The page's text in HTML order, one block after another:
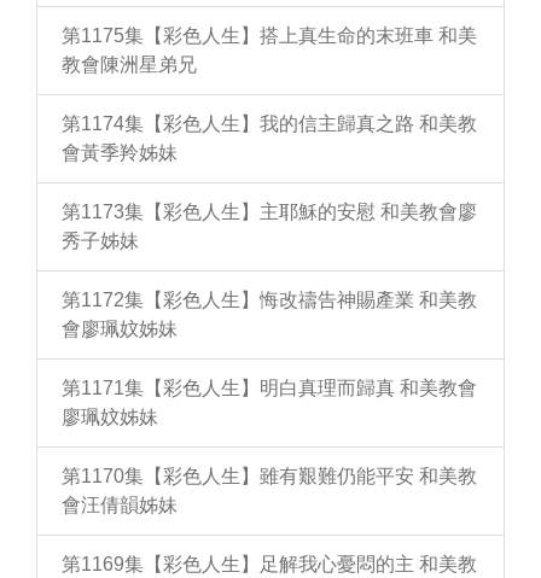
第1175集【彩色人生】搭上真生命的末班車 和美
教會陳洲星弟兄
第1174集【彩色人生】我的信主歸真之路 和美教
會黃季羚姊妹
第1173集【彩色人生】主耶穌的安慰 和美教會廖
秀子姊妹
第1172集【彩色人生】悔改禱告神賜產業 和美教
會廖珮妏姊妹
第1171集【彩色人生】明白真理而歸真 和美教會
廖珮妏姊妹
第1170集【彩色人生】雖有艱難仍能平安 和美教
會汪倩韻姊妹
第1169集【彩色人生】足解我心憂悶的主 和美教